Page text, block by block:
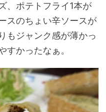
、ポテトフライ1本が
スのちょい辛ソースが
もジャンク感が薄かっ
すかったなぁ。